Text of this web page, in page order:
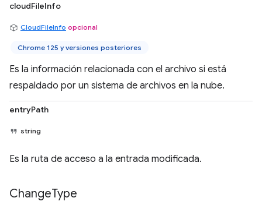
cloudFileInfo
CloudFileInfo opcional
Chrome 125 y versiones posteriores
Es la información relacionada con el archivo si está
respaldado por un sistema de archivos en la nube.
entryPath
string
Es la ruta de acceso a la entrada modificada.
ChangeType